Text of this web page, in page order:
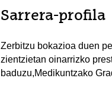
Sarrera-profila
Zerbitzu bokazioa duen
zientzietan oinarrizko
baduzu,Medikuntzako